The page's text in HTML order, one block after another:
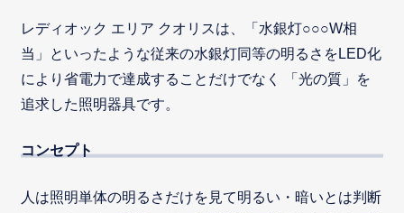
レディオック エリア クオリスは、「水銀灯○○○W相
当」といったような従来の水銀灯同等の明るさをLED化
により省電力で達成することだけでなく 「光の質」を
追求した照明器具です。
コンセプト
人は照明単体の明るさだけを見て明るい・暗いとは判断